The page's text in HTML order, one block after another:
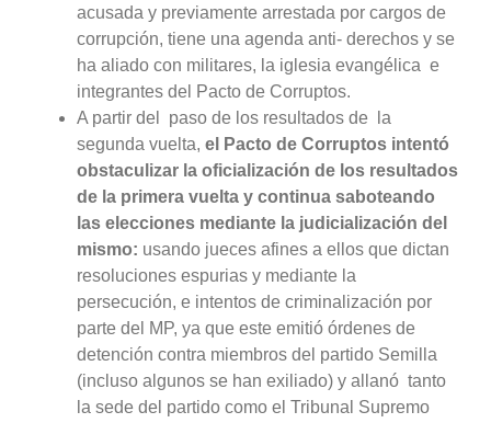
acusada y previamente arrestada por cargos de
corrupción, tiene una agenda anti- derechos y se
ha aliado con militares, la iglesia evangélica e
integrantes del Pacto de Corruptos.
A partir del paso de los resultados de la
segunda vuelta, el Pacto de Corruptos intentó
obstaculizar la oficialización de los resultados
de la primera vuelta y continua saboteando
las elecciones mediante la judicialización del
mismo: usando jueces afines a ellos que dictan
resoluciones espurias y mediante la
persecución, e intentos de criminalización por
parte del MP, ya que este emitió órdenes de
detención contra miembros del partido Semilla
(incluso algunos se han exiliado) y allanó tanto
la sede del partido como el Tribunal Supremo